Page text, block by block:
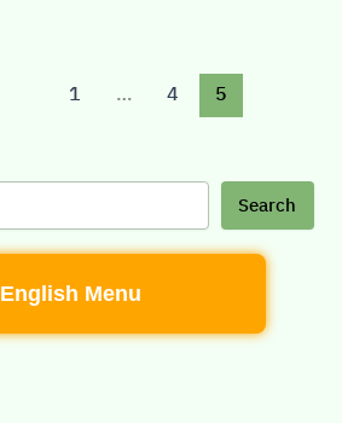
1 … 4 5
Search
English Menu